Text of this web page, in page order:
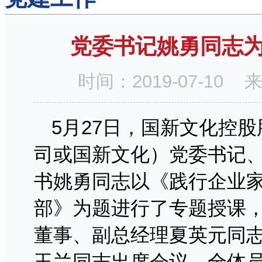
党委书记姚勇同志
时间：2019-07-10
5月27日，国新文化控
司或国新文化）党委书记
书姚勇同志以《践行企业
部》为题进行了专题授课
董事、副总经理夏英元同